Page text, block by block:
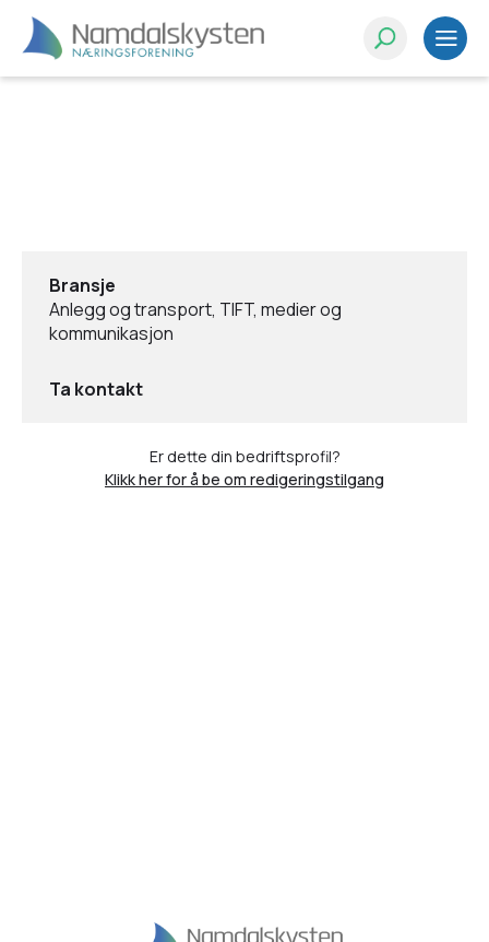
Bransje
Anlegg og transport, TIFT, medier og
kommunikasjon
Ta kontakt
Er dette din bedriftsprofil?
Klikk her for å be om redigeringstilgang